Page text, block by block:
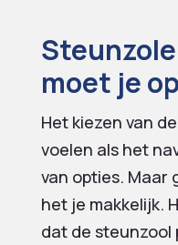
moet je
Het kiezen van de
voelen als het
van opties. Maar
het je makkelijk.
dat de steunzool